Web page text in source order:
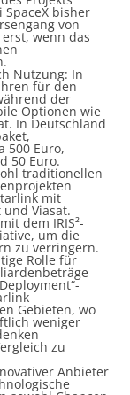
bisher
von
wenn das
Nutzung: In
für den
der
Optionen wie
In Deutschland
500 Euro,
50 Euro.
traditionellen
mit
Viasat.
dem IRIS²-
um die
zu verringern.
Rolle für
Gebieten, wo
weniger
zu
Anbieter